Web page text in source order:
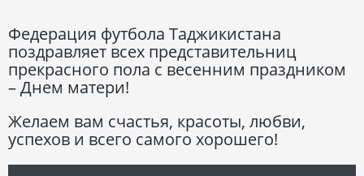
Федерация футбола Таджикистана
поздравляет всех представительниц
прекрасного пола с весенним праздником
– Днем матери!
Желаем вам счастья, красоты, любви,
успехов и всего самого хорошего!